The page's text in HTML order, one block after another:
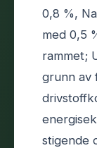
0,8 %,
med 0,5
rammet;
grunn av
stigende